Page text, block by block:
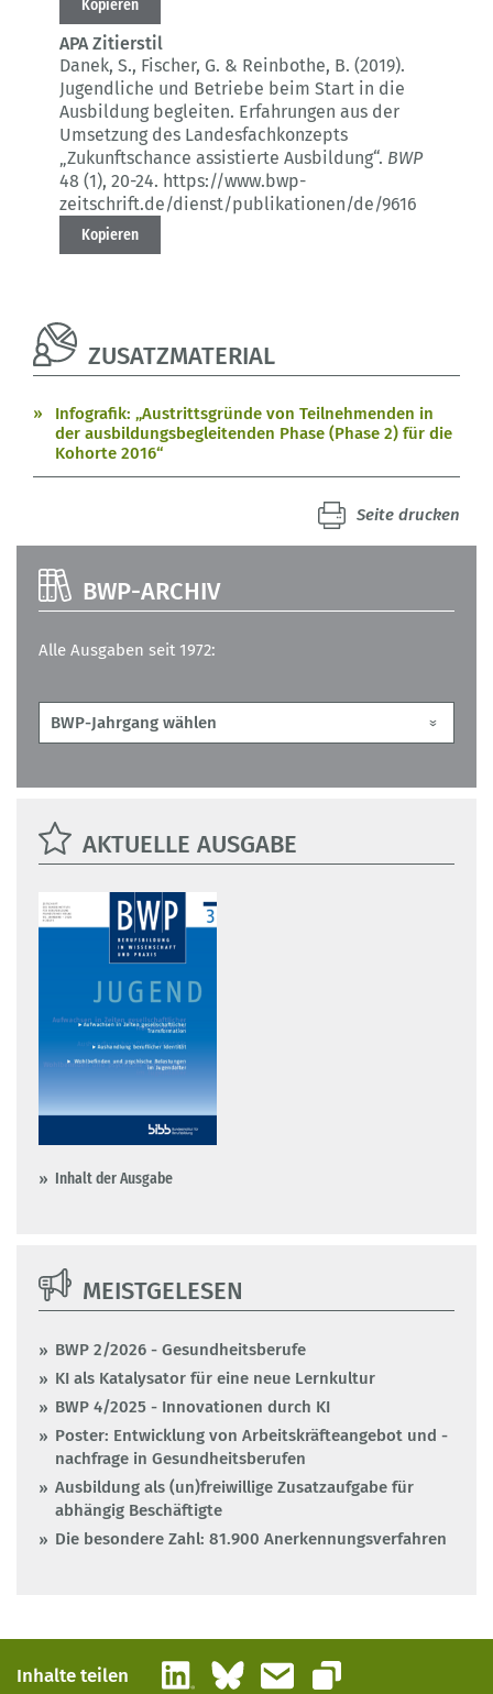
Kopieren
APA Zitierstil
Danek, S., Fischer, G. & Reinbothe, B. (2019).
Jugendliche und Betriebe beim Start in die
Ausbildung begleiten. Erfahrungen aus der
Umsetzung des Landesfachkonzepts
„Zukunftschance assistierte Ausbildung“. BWP
48 (1), 20-24. https://www.bwp-
zeitschrift.de/dienst/publikationen/de/9616
Kopieren
ZUSATZMATERIAL
Infografik: „Austrittsgründe von Teilnehmenden in
der ausbildungsbegleitenden Phase (Phase 2) für die
Kohorte 2016“
Seite drucken
BWP-ARCHIV
Alle Ausgaben seit 1972:
AKTUELLE AUSGABE
Inhalt der Ausgabe
MEISTGELESEN
BWP 2/2026 - Gesundheitsberufe
KI als Katalysator für eine neue Lernkultur
BWP 4/2025 - Innovationen durch KI
Poster: Entwicklung von Arbeitskräfteangebot und -
nachfrage in Gesundheitsberufen
Ausbildung als (un)freiwillige Zusatzaufgabe für
abhängig Beschäftigte
Die besondere Zahl: 81.900 Anerkennungsverfahren
Inhalte teilen LinkedInBlueskyE-Mail
Link kopieren